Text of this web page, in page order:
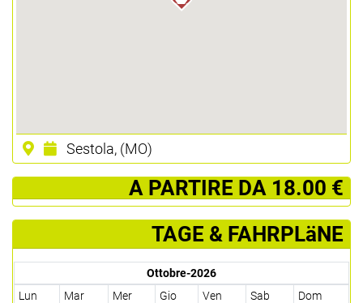
Sestola, (MO)
­ A PARTIRE DA 18.00 €
TAGE & FAHRPLäNE
Ottobre-2026
Lun
Mar Mer Gio Ven Sab
Dom